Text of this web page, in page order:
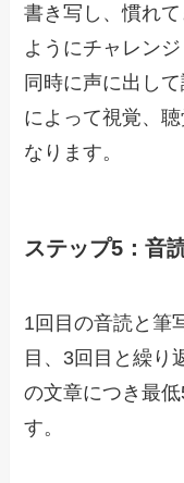
書き写し、慣れ
ようにチャレン
同時に声に出し
によって視覚、
なります。
ステップ5：音
1回目の音読と筆
目、3回目と繰り
の文章につき最
す。